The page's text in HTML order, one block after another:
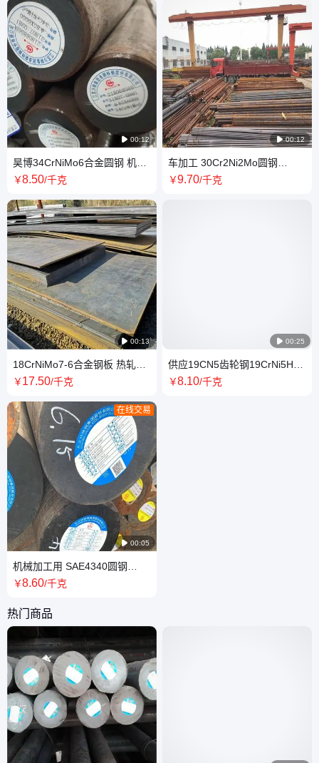
 00:12
昊博34CrNiMo6合金圆钢 机械
加工34Cr2Ni2Mo圆棒东特规格
￥8.50/千克
 00:13
18CrNiMo7-6合金钢板 热轧
20Cr2Ni4渗碳中厚钢板 零售切
￥17.50/千克
 00:05
在线交易
机械加工用 SAE4340圆钢
40CrNi2Mo锻造圆棒表面处理
￥8.60/千克
 00:12
车加工 30Cr2Ni2Mo圆钢
30CrNiMo8合金结构钢锻圆棒
￥9.70/千克
 00:25
供应19CN5齿轮钢19CrNi5H圆
棒 汽车零部件加工强度高无气
￥8.10/千克
热门商品